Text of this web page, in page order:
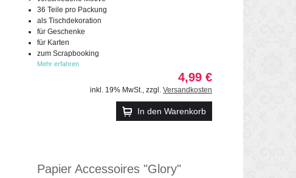
36 Teile pro Packung
als Tischdekoration
für Geschenke
für Karten
zum Scrapbooking
Mehr erfahren
4,99 €
inkl. 19% MwSt., zzgl. Versandkosten
In den Warenkorb
Papier Accessoires "Glory"